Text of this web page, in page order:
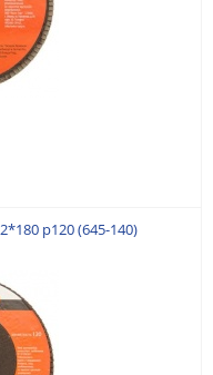
р120 (645-140)